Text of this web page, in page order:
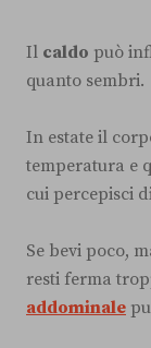
Il caldo può
quanto sembri.
In estate il
temperatura e
cui percepisci
Se bevi poco,
resti ferma
addominale